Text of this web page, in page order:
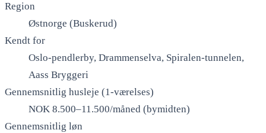
Region
Østnorge (Buskerud)
Kendt for
Oslo-pendlerby, Drammenselva, Spiralen-tunnelen,
Aass Bryggeri
Gennemsnitlig husleje (1-værelses)
NOK 8.500–11.500/måned (bymidten)
Gennemsnitlig løn